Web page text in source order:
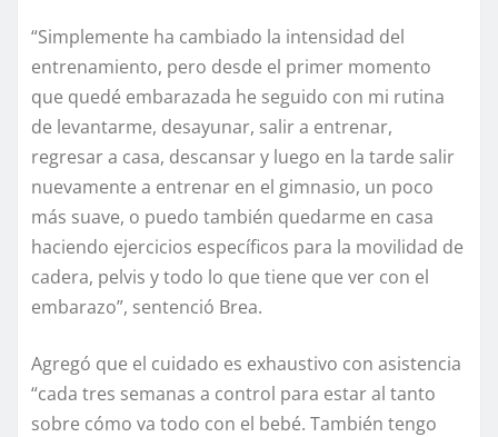
“Simplemente ha cambiado la intensidad del
entrenamiento, pero desde el primer momento
que quedé embarazada he seguido con mi rutina
de levantarme, desayunar, salir a entrenar,
regresar a casa, descansar y luego en la tarde salir
nuevamente a entrenar en el gimnasio, un poco
más suave, o puedo también quedarme en casa
haciendo ejercicios específicos para la movilidad de
cadera, pelvis y todo lo que tiene que ver con el
embarazo”, sentenció Brea.
Agregó que el cuidado es exhaustivo con asistencia
“cada tres semanas a control para estar al tanto
sobre cómo va todo con el bebé. También tengo